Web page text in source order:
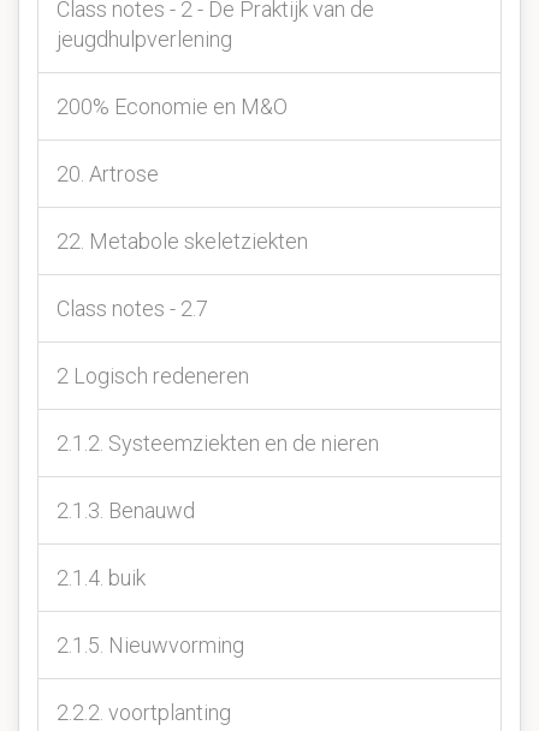
Class notes - 2 - De Praktijk van de
jeugdhulpverlening
200% Economie en M&O
20. Artrose
22. Metabole skeletziekten
Class notes - 2.7
2 Logisch redeneren
2.1.2. Systeemziekten en de nieren
2.1.3. Benauwd
2.1.4. buik
2.1.5. Nieuwvorming
2.2.2. voortplanting